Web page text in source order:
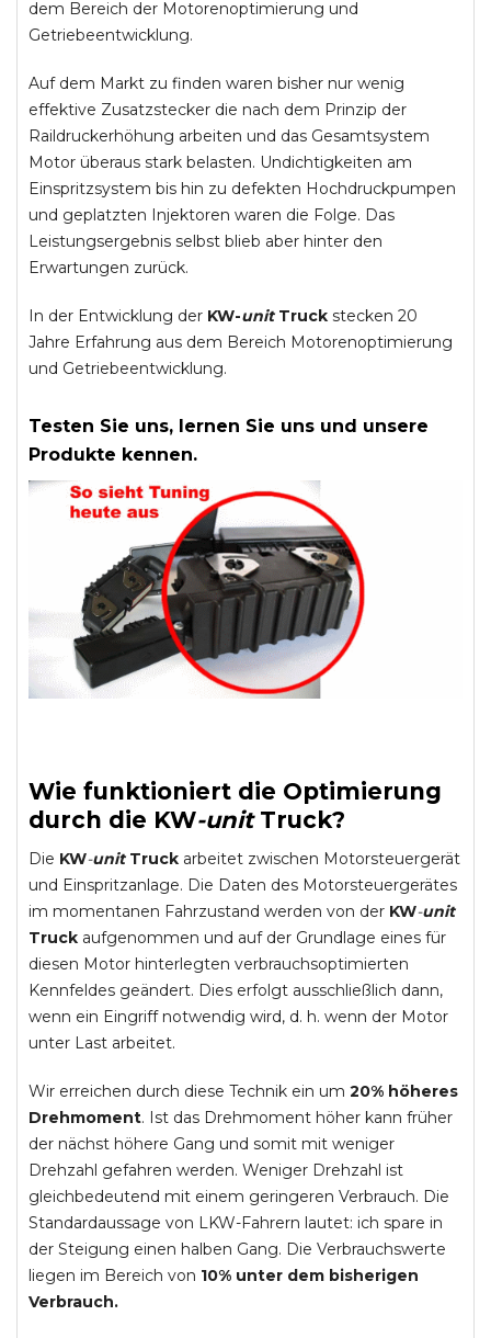
dem Bereich der Motorenoptimierung und
Getriebeentwicklung.
Auf dem Markt zu finden waren bisher nur wenig
effektive Zusatzstecker die nach dem Prinzip der
Raildruckerhöhung arbeiten und das Gesamtsystem
Motor überaus stark belasten. Undichtigkeiten am
Einspritzsystem bis hin zu defekten Hochdruckpumpen
und geplatzten Injektoren waren die Folge. Das
Leistungsergebnis selbst blieb aber hinter den
Erwartungen zurück.
In der Entwicklung der KW-unitTruck stecken 20
Jahre Erfahrung aus dem Bereich Motorenoptimierung
und Getriebeentwicklung.
Testen Sie uns, lernen Sie uns und unsere
Produkte kennen.
Wie funktioniert die Optimierung
durch die KW-unit Truck?
Die KW-unit Truck arbeitet zwischen Motorsteuergerät
und Einspritzanlage. Die Daten des Motorsteuergerätes
im momentanen Fahrzustand werden von der KW-unit
Truck aufgenommen und auf der Grundlage eines für
diesen Motor hinterlegten verbrauchsoptimierten
Kennfeldes geändert. Dies erfolgt ausschließlich dann,
wenn ein Eingriff notwendig wird, d. h. wenn der Motor
unter Last arbeitet.
Wir erreichen durch diese Technik ein um 20% höheres
Drehmoment. Ist das Drehmoment höher kann früher
der nächst höhere Gang und somit mit weniger
Drehzahl gefahren werden. Weniger Drehzahl ist
gleichbedeutend mit einem geringeren Verbrauch. Die
Standardaussage von LKW-Fahrern lautet: ich spare in
der Steigung einen halben Gang. Die Verbrauchswerte
liegen im Bereich von 10% unter dem bisherigen
Verbrauch.